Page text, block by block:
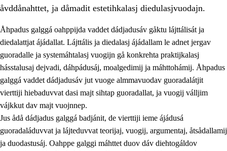
1. Åhpadusá árvvovuodo
1.1 Almasjárvvo
1.2 Identitiehtta ja kultuvralasj moattevuohta
1.3 Lájttális ájádallam ja estetihkalasj diedulasjvuohta
åvddånahttet, ja dåmadit estetihkalasj diedulasjvuodajn.
Åhpadus galggá oahppijda vaddet dádjadusáv gåktu lájttálisát ja
diedalattjat ájádallat. Lájttális ja diedalasj ájádallam le adnet jergav
guoradalle ja systemáhtalasj vuogijn gå konkrehta praktijkalasj
hásstalusaj dejvadi, dáhpádusáj, moalgedimij ja máhttohámij. Åhpadus
galggá vaddet dádjadusáv jut vuoge almmavuodav guoradalátjit
vierttiji hiebaduvvat dasi majt sihtap guoradallat, ja vuogij válljim
vájkkut dav majt vuojnnep.
Jus ådå dádjadus galggá badjánit, de vierttiji ieme ájádusá
guoradaláduvvat ja lájteduvvat teorijaj, vuogij, argumentaj, åtsådallamij
ja duodastusáj. Oahppe galggi máhttet duov dáv diehtogáldov